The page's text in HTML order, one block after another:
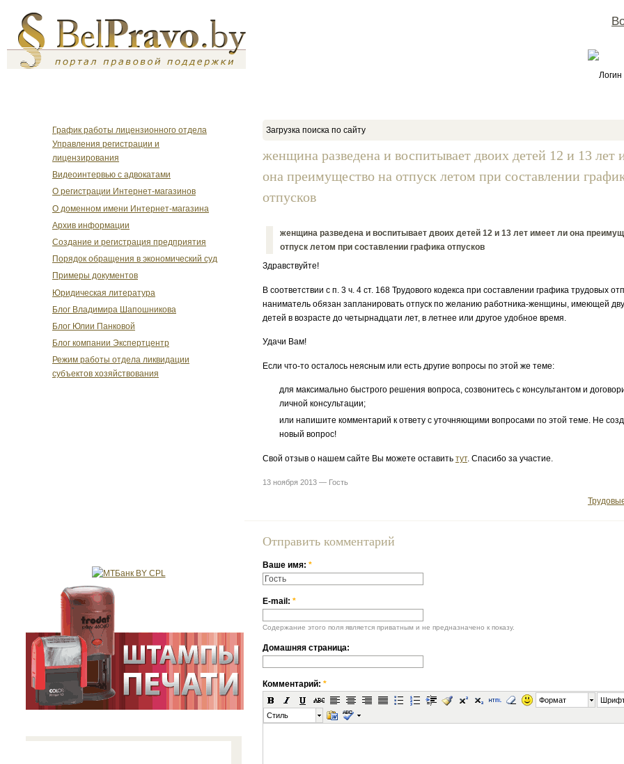
Логин
График работы лицензионного отдела
Управления регистрации и
лицензирования
Видеоинтервью с адвокатами
О регистрации Интернет-магазинов
О доменном имени Интернет-магазина
Архив информации
Создание и регистрация предприятия
Порядок обращения в экономический суд
Примеры документов
Юридическая литература
Блог Владимира Шапошникова
Блог Юлии Панковой
Блог компании Экспертцентр
Режим работы отдела ликвидации
субъектов хозяйствования
Загрузка поиска по сайту
женщина разведена и воспитывает двоих детей 12 и 13 лет
она преимущество на отпуск летом при составлении
отпусков
женщина разведена и воспитывает двоих детей 12 и 13 лет имеет ли она
отпуск летом при составлении графика отпусков
Здравствуйте!
В соответствии с п. 3 ч. 4 ст. 168 Трудового кодекса при составлении графика трудовых
наниматель обязан запланировать отпуск по желанию работника-женщины, имеющей
детей в возрасте до четырнадцати лет, в летнее или другое удобное время.
Удачи Вам!
Если что-то осталось неясным или есть другие вопросы по этой же теме:
для максимально быстрого решения вопроса, созвонитесь с консультантом и
личной консультации;
или напишите комментарий к ответу с уточняющими вопросами по этой теме. Не
новый вопрос!
Свой отзыв о нашем сайте Вы можете оставить тут. Спасибо за участие.
13 ноября 2013 — Гость
Отправить комментарий
Ваше имя: *
E-mail: *
Содержание этого поля является приватным и не предназначено к показу.
Домашняя страница:
Комментарий: *
Формат
Стиль